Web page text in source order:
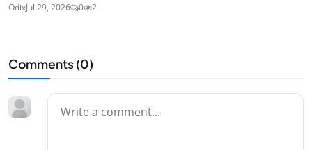
OdixJul 29, 2026 0 2
Comments (0)